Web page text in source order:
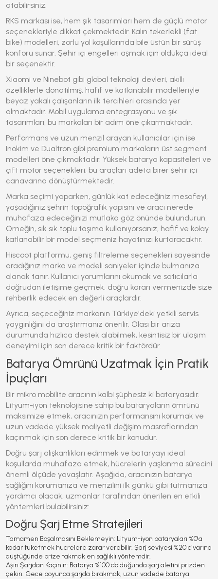
atabilirsiniz.
RKS markası ise, hem şık tasarımları hem de güçlü motor
seçenekleriyle dikkat çekmektedir. Kalın tekerlekli (fat
bike) modelleri, zorlu yol koşullarında bile üstün bir sürüş
konforu sunar. Şehir içi engelleri aşmak için oldukça ideal
bir seçenektir.
Xiaomi ve Ninebot gibi global teknoloji devleri, akıllı
özelliklerle donatılmış, hafif ve katlanabilir modelleriyle
beyaz yakalı çalışanların ilk tercihleri arasında yer
almaktadır. Mobil uygulama entegrasyonu ve şık
tasarımları, bu markaları bir adım öne çıkarmaktadır.
Performans ve uzun menzil arayan kullanıcılar için ise
Inokim ve Dualtron gibi premium markaların üst segment
modelleri öne çıkmaktadır. Yüksek batarya kapasiteleri ve
çift motor seçenekleri, bu araçları adeta birer şehir içi
canavarına dönüştürmektedir.
Marka seçimi yaparken, günlük kat edeceğiniz mesafeyi,
yaşadığınız şehrin topoğrafik yapısını ve aracı nerede
muhafaza edeceğinizi mutlaka göz önünde bulundurun.
Örneğin, sık sık toplu taşıma kullanıyorsanız, hafif ve kolay
katlanabilir bir model seçmeniz hayatınızı kurtaracaktır.
Hiscoot platformu, geniş filtreleme seçenekleri sayesinde
aradığınız marka ve modeli saniyeler içinde bulmanıza
olanak tanır. Kullanıcı yorumlarını okumak ve satıcılarla
doğrudan iletişime geçmek, doğru kararı vermenizde size
rehberlik edecek en değerli araçlardır.
Ayrıca, seçeceğiniz markanın Türkiye'deki yetkili servis
yaygınlığını da araştırmanız önerilir. Olası bir arıza
durumunda hızlıca destek alabilmek, kesintisiz bir ulaşım
deneyimi için son derece kritik bir faktördür.
Batarya Ömrünü Uzatmak İçin Pratik
İpuçları
Bir mikro mobilite aracının kalbi şüphesiz ki bataryasıdır.
Lityum-iyon teknolojisine sahip bu bataryaların ömrünü
maksimize etmek, aracınızın performansını korumak ve
uzun vadede yüksek maliyetli değişim masraflarından
kaçınmak için son derece kritik bir konudur.
Doğru şarj alışkanlıkları edinmek ve bataryayı ideal
koşullarda muhafaza etmek, hücrelerin yaşlanma sürecini
önemli ölçüde yavaşlatır. Aşağıda, aracınızın batarya
sağlığını korumanıza ve menzilini ilk günkü gibi tutmanıza
yardımcı olacak, uzmanlar tarafından önerilen en etkili
yöntemleri bulabilirsiniz:
Doğru Şarj Etme Stratejileri
Tamamen Boşalmasını Beklemeyin: Lityum-iyon bataryaları %0'a
kadar tüketmek hücrelere zarar verebilir. Şarj seviyesi %20 civarına
düştüğünde prize takmak en sağlıklı yöntemdir.
Aşırı Şarjdan Kaçının: Batarya %100 dolduğunda şarj aletini prizden
çekin. Gece boyunca şarjda bırakmak, uzun vadede batarya